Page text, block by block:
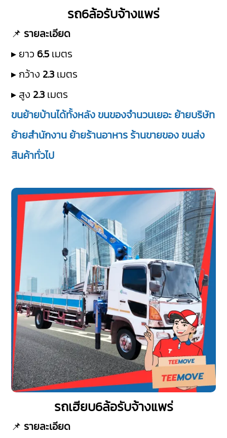
รถ6ล้อรับจ้างแพร่
📌 รายละเอียด
▸ ยาว 6.5 เมตร
▸ กว้าง 2.3 เมตร
▸ สูง 2.3 เมตร
ขนย้ายบ้านได้ทั้งหลัง ขนของจำนวนเยอะ ย้ายบริษัท
ย้ายสำนักงาน ย้ายร้านอาหาร ร้านขายของ ขนส่ง
สินค้าทั่วไป
รถเฮียบ6ล้อรับจ้างแพร่
📌 รายละเอียด